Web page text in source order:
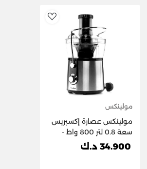
AddToWishlist
مولينكس
مولينكس عصارة إكسبريس
سعة 0.8 لتر 800 واط -
رمادي
34.900 د.ك